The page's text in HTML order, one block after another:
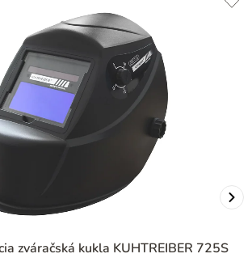
zváračská kukla KUHTREIBER 725S